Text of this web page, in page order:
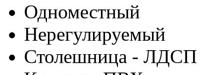
Одноместный
Нерегулируемый
Столешница - ЛДСП